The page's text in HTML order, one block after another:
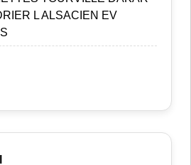
L ALSACIEN EV